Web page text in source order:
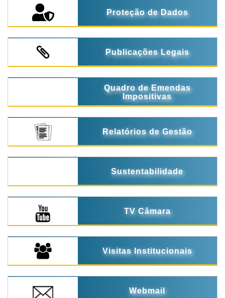
Proteção de Dados
Publicações Legais
Quadro de Emendas
Impositivas
Relatórios de Gestão
Sustentabilidade
TV Câmara
Visitas Institucionais
Webmail